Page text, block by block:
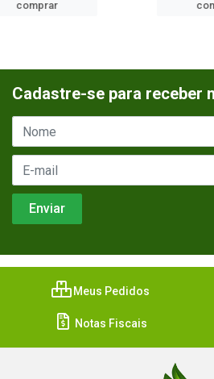
Cadastre-se para receber
Meus Pedidos
Notas Fiscais